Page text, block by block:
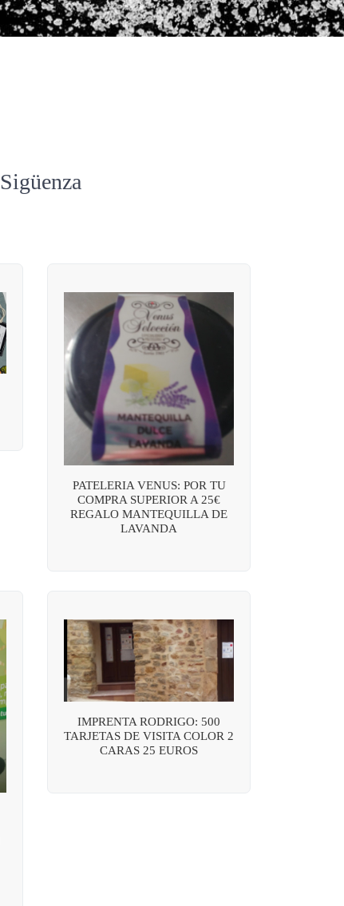
PATELERIA VENUS: POR TU
COMPRA SUPERIOR A 25€
REGALO MANTEQUILLA DE
LAVANDA
IMPRENTA RODRIGO: 500
TARJETAS DE VISITA COLOR 2
CARAS 25 EUROS